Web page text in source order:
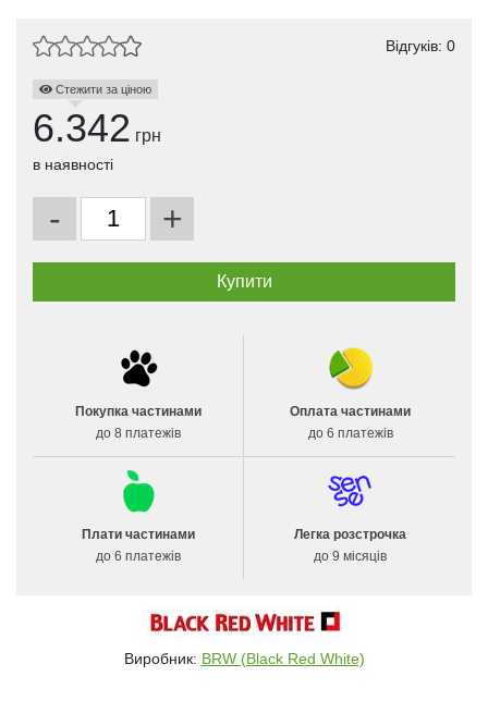
Відгуків: 0
Стежити за ціною
6.342 грн
в наявності
- +
Покупка частинами
до 8 платежів
Оплата частинами
до 6 платежів
Плати частинами
до 6 платежів
Легка розстрочка
до 9 місяців
Виробник: BRW (Black Red White)